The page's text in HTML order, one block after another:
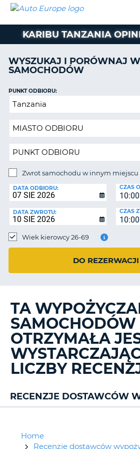
WYNAJEM
WYPOŻYCZALNIA
AUTO
EUROPE
WYNAJEM
WYPOŻYCZALNIA
KAMPERÓW
PARTNERZY
KONTO
ZARZĄDZANIE
POLSKA
KARIBU TANZANIA
WYSZUKAJ I PORÓWNAJ
SAMOCHODÓW
Zwrot
w
niż
odbiór?
PUNKT ODBIORU:
Zwrot samochodu w innym
ZWROTU:
DATA ODBIORU:
10:00
CZAS
DATA ZWROTU:
10:00
CZAS
Wiek kierowcy 26-69
DO REZERWACJI
TA
SAMOCHODÓW
OTRZYMAŁA
LICZBY
RECENZJE DOSTAWCÓW
Home
Recenzje dostawców